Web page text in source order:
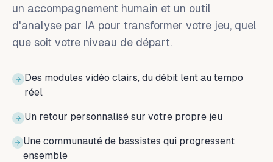
un accompagnement humain et un outil
d'analyse par IA pour transformer votre jeu, quel
que soit votre niveau de départ.
Des modules vidéo clairs, du débit lent au tempo
réel
Un retour personnalisé sur votre propre jeu
Une communauté de bassistes qui progressent
ensemble